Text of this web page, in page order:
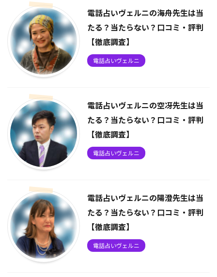
電話占いヴェルニの海舟先生は当
たる？当たらない？口コミ・評判
【徹底調査】
電話占いヴェルニ
電話占いヴェルニの空冴先生は当
たる？当たらない？口コミ・評判
【徹底調査】
電話占いヴェルニ
電話占いヴェルニの陽澄先生は当
たる？当たらない？口コミ・評判
【徹底調査】
電話占いヴェルニ